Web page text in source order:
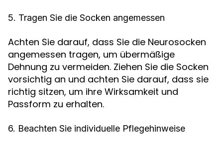
5. Tragen Sie die Socken angemessen
Achten Sie darauf, dass Sie die Neurosocken
angemessen tragen, um übermäßige
Dehnung zu vermeiden. Ziehen Sie die Socken
vorsichtig an und achten Sie darauf, dass sie
richtig sitzen, um ihre Wirksamkeit und
Passform zu erhalten.
6. Beachten Sie individuelle Pflegehinweise